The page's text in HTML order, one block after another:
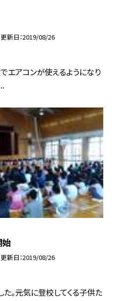
更新日 2019/08/26
エアコンが使えるようになり
始
更新日 2019/08/26
。元気に登校してくる子供た